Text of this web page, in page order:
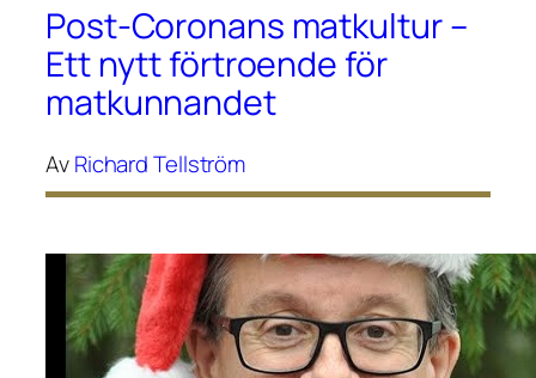
Post-Coronans matkultur –
Ett nytt förtroende för
matkunnandet
AvRichard Tellström